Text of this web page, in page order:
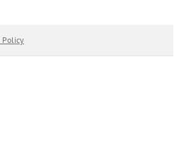
Policy